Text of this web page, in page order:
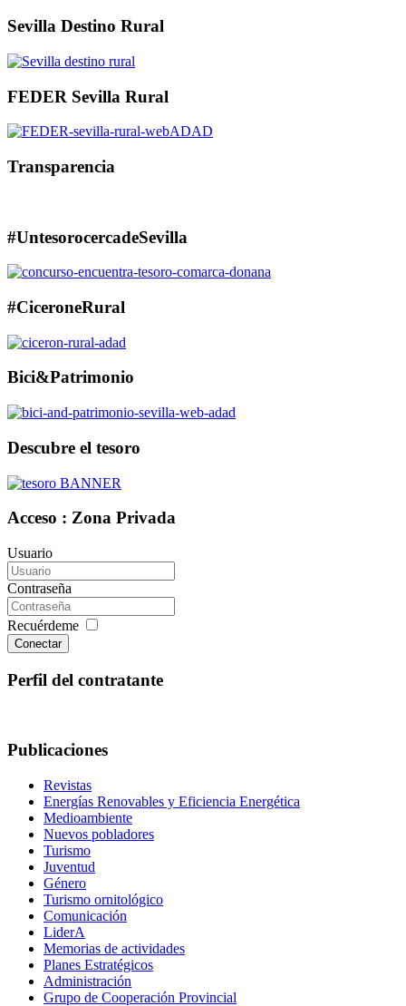
Sevilla Destino Rural
FEDER Sevilla Rural
Transparencia
#UntesorocercadeSevilla
#CiceroneRural
Bici&Patrimonio
Descubre el tesoro
Acceso : Zona Privada
Usuario
Contraseña
Recuérdeme
Conectar
Perfil del contratante
Publicaciones
Revistas
Energías Renovables y Eficiencia Energética
Medioambiente
Nuevos pobladores
Turismo
Juventud
Género
Turismo ornitológico
Comunicación
LiderA
Memorias de actividades
Planes Estratégicos
Administración
Grupo de Cooperación Provincial